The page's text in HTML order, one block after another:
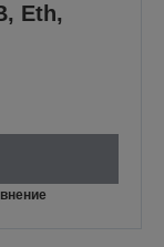
Eth,